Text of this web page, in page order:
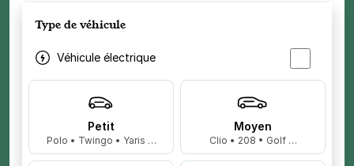
Type de véhicule
Véhicule électrique
Petit
Polo • Twingo • Yaris …
Moyen
Clio • 208 • Golf …